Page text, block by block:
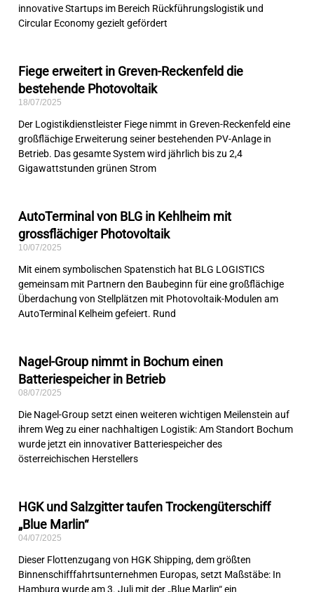
innovative Startups im Bereich Rückführungslogistik und
Circular Economy gezielt gefördert
Fiege erweitert in Greven-Reckenfeld die
bestehende Photovoltaik
18/07/2025
Der Logistikdienstleister Fiege nimmt in Greven-Reckenfeld eine
großflächige Erweiterung seiner bestehenden PV-Anlage in
Betrieb. Das gesamte System wird jährlich bis zu 2,4
Gigawattstunden grünen Strom
AutoTerminal von BLG in Kehlheim mit
grossflächiger Photovoltaik
10/07/2025
Mit einem symbolischen Spatenstich hat BLG LOGISTICS
gemeinsam mit Partnern den Baubeginn für eine großflächige
Überdachung von Stellplätzen mit Photovoltaik-Modulen am
AutoTerminal Kelheim gefeiert. Rund
Nagel-Group nimmt in Bochum einen
Batteriespeicher in Betrieb
08/07/2025
Die Nagel-Group setzt einen weiteren wichtigen Meilenstein auf
ihrem Weg zu einer nachhaltigen Logistik: Am Standort Bochum
wurde jetzt ein innovativer Batteriespeicher des
österreichischen Herstellers
HGK und Salzgitter taufen Trockengüterschiff
„Blue Marlin“
04/07/2025
Dieser Flottenzugang von HGK Shipping, dem größten
Binnenschifffahrtsunternehmen Europas, setzt Maßstäbe: In
Hamburg wurde am 3. Juli mit der „Blue Marlin“ ein